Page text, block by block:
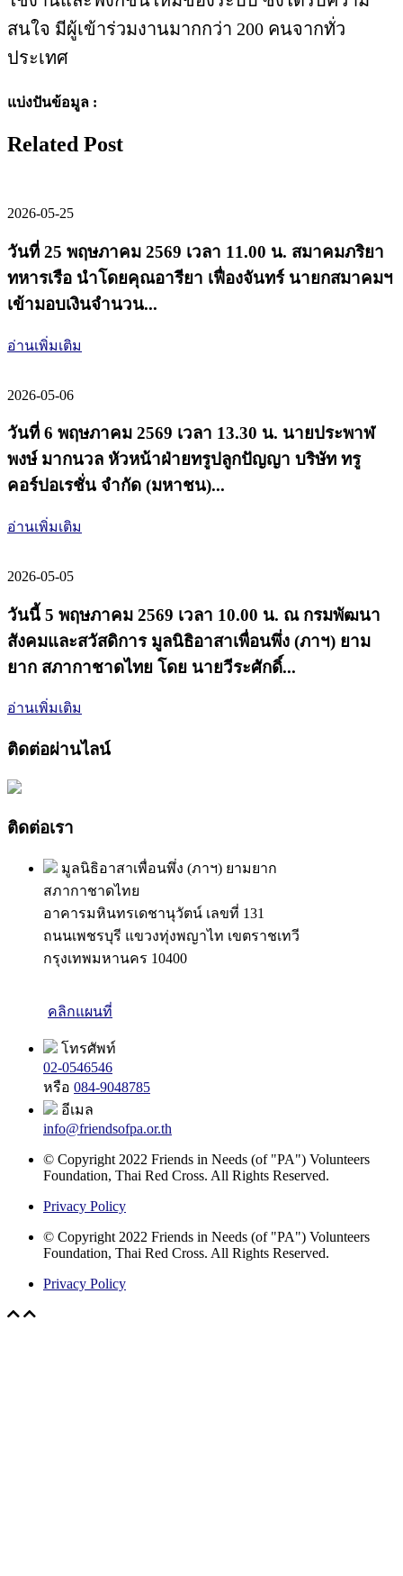
สนใจ มีผู้เข้าร่วมงานมากกว่า 200 คนจากทั่ว
ประเทศ
แบ่งปันข้อมูล :
Related Post
2026-05-25
วันที่ 25 พฤษภาคม 2569 เวลา 11.00 น. สมาคมภริยา
ทหารเรือ นำโดยคุณอารียา เฟื่องจันทร์ นายกสมาคมฯ
เข้ามอบเงินจำนวน...
อ่านเพิ่มเติม
2026-05-06
วันที่ 6 พฤษภาคม 2569 เวลา 13.30 น. นายประพาฬ
พงษ์ มากนวล หัวหน้าฝ่ายทรูปลูกปัญญา บริษัท ทรู
คอร์ปอเรชั่น จำกัด (มหาชน)...
อ่านเพิ่มเติม
2026-05-05
วันนี้ 5 พฤษภาคม 2569 เวลา 10.00 น. ณ กรมพัฒนา
สังคมและสวัสดิการ มูลนิธิอาสาเพื่อนพึ่ง (ภาฯ) ยาม
ยาก สภากาชาดไทย โดย นายวีระศักดิ์...
อ่านเพิ่มเติม
ติดต่อผ่านไลน์
ติดต่อเรา
มูลนิธิอาสาเพื่อนพึ่ง (ภาฯ) ยามยาก
สภากาชาดไทย
อาคารมหินทรเดชานุวัตน์ เลขที่ 131
ถนนเพชรบุรี แขวงทุ่งพญาไท เขตราชเทวี
กรุงเทพมหานคร 10400
คลิกแผนที่
โทรศัพท์
02-0546546
หรือ 084-9048785
อีเมล
info@friendsofpa.or.th
© Copyright 2022 Friends in Needs (of "PA") Volunteers
Foundation, Thai Red Cross. All Rights Reserved.
Privacy Policy
© Copyright 2022 Friends in Needs (of "PA") Volunteers
Foundation, Thai Red Cross. All Rights Reserved.
Privacy Policy